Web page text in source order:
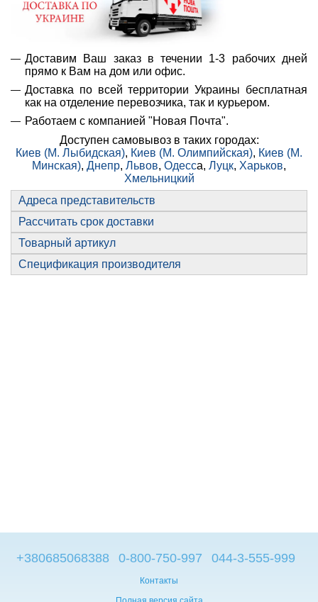
Доставим Ваш заказ в течении 1-3 рабочих дней
прямо к Вам на дом или офис.
Доставка по всей территории Украины бесплатная
как на отделение перевозчика, так и курьером.
Работаем с компанией "Новая Почта".
Доступен самовывоз в таких городах:
Киев (М. Лыбидская), Киев (М. Олимпийская), Киев (М.
Минская), Днепр, Львов, Одесса, Луцк, Харьков,
Хмельницкий
Адреса представительств
Рассчитать срок доставки
Товарный артикул
Спецификация производителя
+380685068388 0-800-750-997 044-3-555-999
Контакты